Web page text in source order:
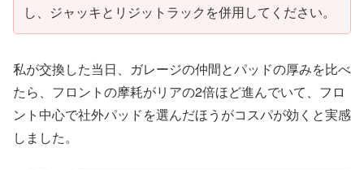
し、ジャッキとリジットラックを併用してください。
私が交換した当日、ガレージの仲間とパッドの厚みを比べ
たら、フロントの摩耗がリアの2倍ほど進んでいて、フロ
ント中心で社外パッドを選んだほうがコスパが効くと実感
しました。